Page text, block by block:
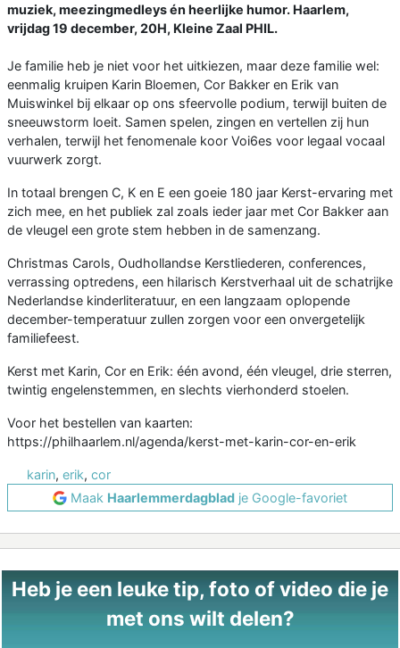
muziek, meezingmedleys én heerlijke humor. Haarlem,
vrijdag 19 december, 20H, Kleine Zaal PHIL.
Je familie heb je niet voor het uitkiezen, maar deze familie wel:
eenmalig kruipen Karin Bloemen, Cor Bakker en Erik van
Muiswinkel bij elkaar op ons sfeervolle podium, terwijl buiten de
sneeuwstorm loeit. Samen spelen, zingen en vertellen zij hun
verhalen, terwijl het fenomenale koor Voi6es voor legaal vocaal
vuurwerk zorgt.
In totaal brengen C, K en E een goeie 180 jaar Kerst-ervaring met
zich mee, en het publiek zal zoals ieder jaar met Cor Bakker aan
de vleugel een grote stem hebben in de samenzang.
Christmas Carols, Oudhollandse Kerstliederen, conferences,
verrassing optredens, een hilarisch Kerstverhaal uit de schatrijke
Nederlandse kinderliteratuur, en een langzaam oplopende
december-temperatuur zullen zorgen voor een onvergetelijk
familiefeest.
Kerst met Karin, Cor en Erik: één avond, één vleugel, drie sterren,
twintig engelenstemmen, en slechts vierhonderd stoelen.
Voor het bestellen van kaarten:
https://philhaarlem.nl/agenda/kerst-met-karin-cor-en-erik
karin, erik, cor
Maak Haarlemmerdagblad je Google-favoriet
Heb je een leuke tip, foto of video die je
met ons wilt delen?